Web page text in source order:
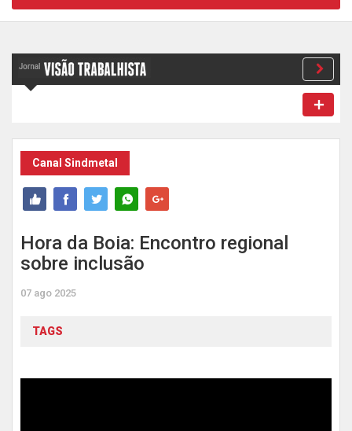
Canal Sindmetal
Hora da Boia: Encontro regional
sobre inclusão
07 ago 2025
TAGS